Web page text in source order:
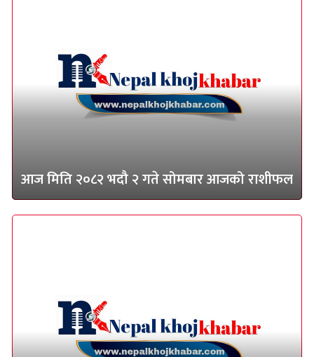
आज मिति २०८२ भदौ २ गते सोमबार आजको राशीफल